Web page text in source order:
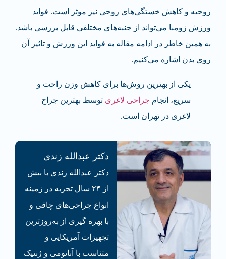
روحیه و کاهش خستگی‌های روحی نیز موثر است. فواید
ورزش زومبا می‌تواند از جنبه‌های مختلفی قابل بررسی باشد.
به همین خاطر در ادامه مقاله به فواید این ورزش و تاثیر آن
روی بدن اشاره می‌کنیم.
یکی از بهترین روش‌ها برای کاهش وزن راحت و
سریع، انجام جراحی لاغری توسط بهترین جراح
لاغری در تهران است.
دکتر عبدالله زندی
دکتر عبدالله زندی با بیش
از ۲۴ سال تجربه در زمینه
انواع جراحی‌های چاقی و
با بهره گیری از به‌روزترین
تجهیزات آمریکایی و
متناسب با آناتومی و ژنتیک